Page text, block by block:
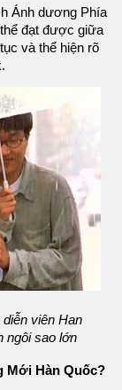
Ánh dương Phía
đạt được giữa
và thể hiện rõ
viên Han
ngôi sao lớn
Mới Hàn Quốc?